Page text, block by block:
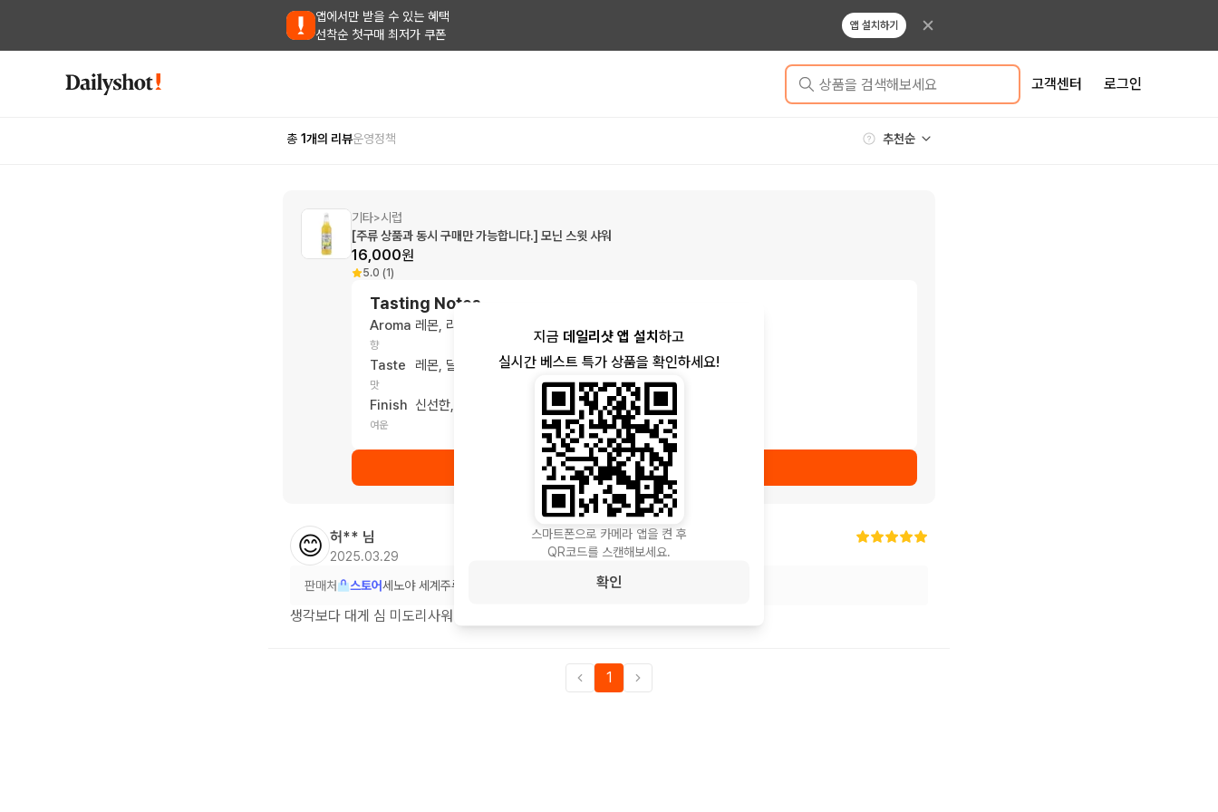
앱에서만 받을 수 있는 혜택
선착순 첫구매 최저가 쿠폰
앱 설치하기
상품을 검색해보세요 고객센터 로그인
총 1개의 리뷰운영정책
기타>시럽
[주류 상품과 동시 구매만 가능합니다.] 모닌 스윗 샤워
16,000원
5.0 (1)
Tasting Notes
Aroma
향
레몬, 라임
Taste
맛
레몬, 달콤한, 상큼한
Finish
여운
신선한, 과일, 산미, 시트러스
상품 보러가기
😊 허** 님
2025.03.29
판매처 스토어세노야 세계주류
생각보다 대게 심 미도리사워 좋아요~
1
지금 데일리샷 앱 설치 하고
실시간 베스트 특가 상품을 확인하세요!
스마트폰으로 카메라 앱을 켠 후
QR코드를 스캔해보세요.
확인